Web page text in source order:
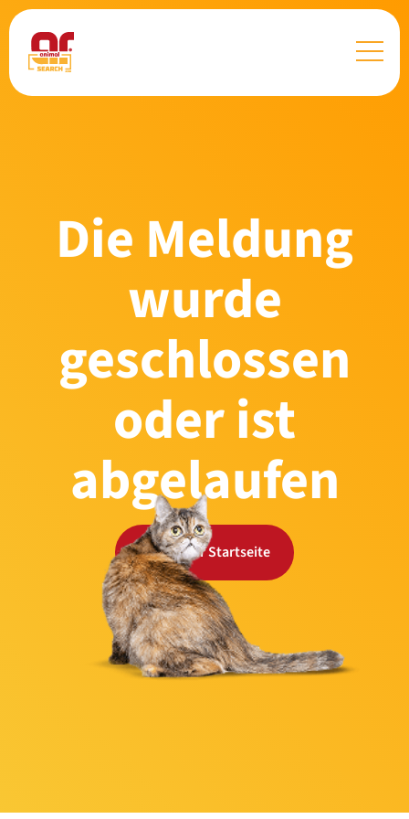
Die Meldung
wurde
geschlossen
oder ist
abgelaufen
Zurück zur Startseite